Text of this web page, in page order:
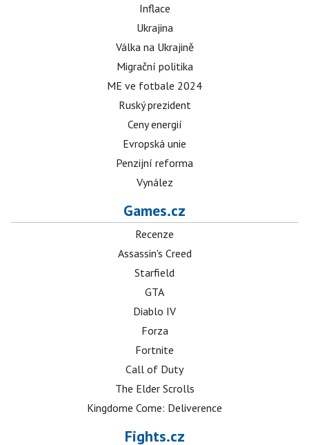
Inflace
Ukrajina
Válka na Ukrajině
Migrační politika
ME ve fotbale 2024
Ruský prezident
Ceny energií
Evropská unie
Penzijní reforma
Vynález
Games.cz
Recenze
Assassin's Creed
Starfield
GTA
Diablo IV
Forza
Fortnite
Call of Duty
The Elder Scrolls
Kingdome Come: Deliverence
Fights.cz